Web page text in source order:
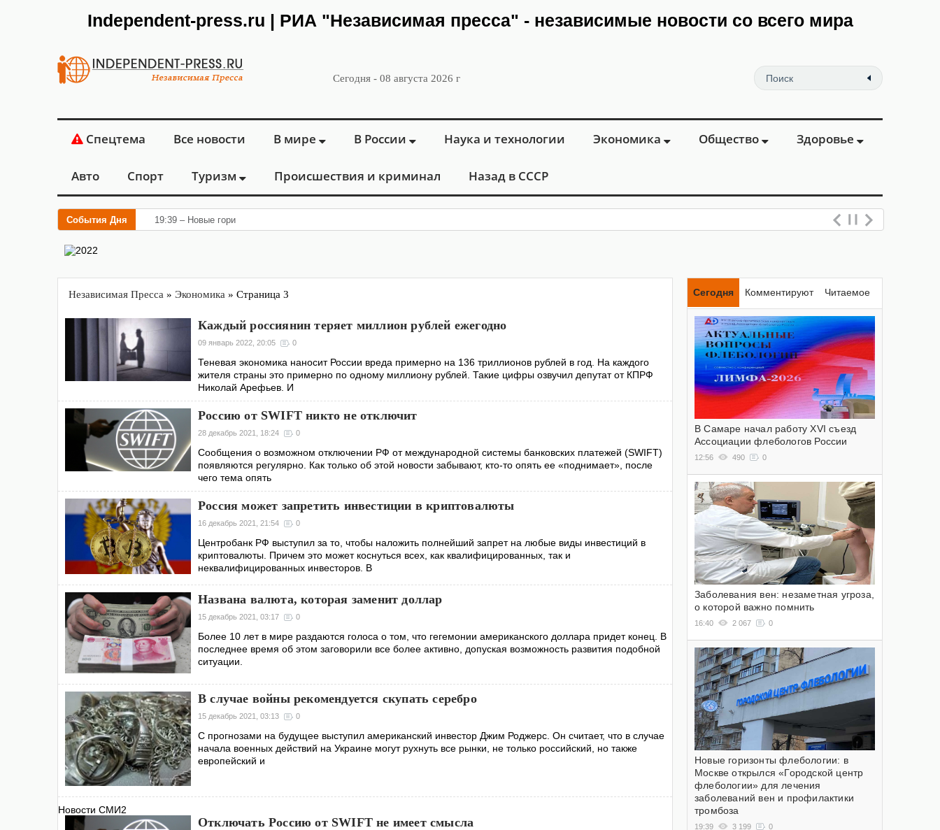
Independent-press.ru | РИА "Независимая пресса" - независимые новости со всего мира
Сегодня - 08 августа 2026 г
Спецтема Все новости В мире В России Наука и технологии Экономика Общество Здоровье
Авто Спорт Туризм Происшествия и криминал Назад в СССР
События Дня 19:39 – Новые горизонты флебологии: в М
Независимая Пресса » Экономика » Страница 3
Каждый россиянин теряет миллион рублей ежегодно
09 январь 2022, 20:05 0
Теневая экономика наносит России вреда примерно на 136 триллионов рублей в год. На каждого
жителя страны это примерно по одному миллиону рублей. Такие цифры озвучил депутат от КПРФ
Николай Арефьев. И
Россию от SWIFT никто не отключит
28 декабрь 2021, 18:24 0
Сообщения о возможном отключении РФ от международной системы банковских платежей (SWIFT)
появляются регулярно. Как только об этой новости забывают, кто-то опять ее «поднимает», после
чего тема опять
Россия может запретить инвестиции в криптовалюты
16 декабрь 2021, 21:54 0
Центробанк РФ выступил за то, чтобы наложить полнейший запрет на любые виды инвестиций в
криптовалюты. Причем это может коснуться всех, как квалифицированных, так и
неквалифицированных инвесторов. В
Названа валюта, которая заменит доллар
15 декабрь 2021, 03:17 0
Более 10 лет в мире раздаются голоса о том, что гегемонии американского доллара придет конец. В
последнее время об этом заговорили все более активно, допуская возможность развития подобной
ситуации.
В случае войны рекомендуется скупать серебро
15 декабрь 2021, 03:13 0
С прогнозами на будущее выступил американский инвестор Джим Роджерс. Он считает, что в случае
начала военных действий на Украине могут рухнуть все рынки, не только российский, но также
европейский и
Новости СМИ2
Отключать Россию от SWIFT не имеет смысла
Сегодня Комментируют Читаемое
В Самаре начал работу XVI съезд
Ассоциации флебологов России
12:56 490 0
Заболевания вен: незаметная угроза,
о которой важно помнить
16:40 2 067 0
Новые горизонты флебологии: в
Москве открылся «Городской центр
флебологии» для лечения
заболеваний вен и профилактики
тромбоза
19:39 3 199 0